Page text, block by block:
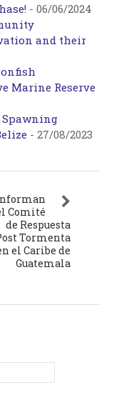
-06/06/2024
and their
Marine Reserve
-27/08/2023
Comité
de Respuesta
Tormenta
el Caribe de
Guatemala